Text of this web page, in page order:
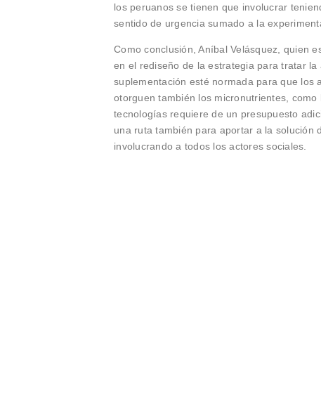
los peruanos se tienen que involucrar
sentido de urgencia sumado a la
Como conclusión, Aníbal Velásquez, quien
en el rediseño de la estrategia para tratar
suplementación esté normada para que los
otorguen también los micronutrientes,
tecnologías requiere de un presupuesto
una ruta también para aportar a la solución
involucrando a todos los actores sociales.